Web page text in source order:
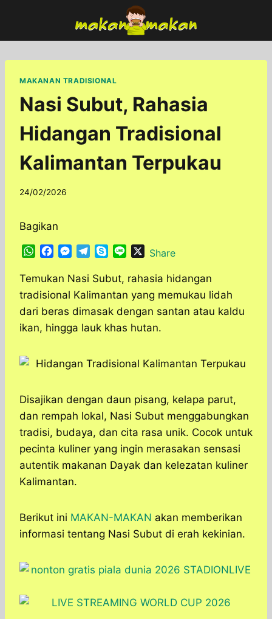
content
MAKANAN TRADISIONAL
Nasi Subut, Rahasia
Hidangan Tradisional
Kalimantan Terpukau
By
24/02/2026
Bagikan
W
a
t
s
A
p
c
e
o
o
M
s
s
e
n
g
r
e
r
a
y
p
e
n
e
XShare
Temukan Nasi Subut, rahasia hidangan
tradisional Kalimantan yang memukau lidah
dari beras dimasak dengan santan atau kaldu
ikan, hingga lauk khas hutan.
Disajikan dengan daun pisang, kelapa parut,
dan rempah lokal, Nasi Subut menggabungkan
tradisi, budaya, dan cita rasa unik. Cocok untuk
pecinta kuliner yang ingin merasakan sensasi
autentik makanan Dayak dan kelezatan kuliner
Kalimantan.
Berikut ini MAKAN-MAKAN akan memberikan
informasi tentang Nasi Subut di erah kekinian.